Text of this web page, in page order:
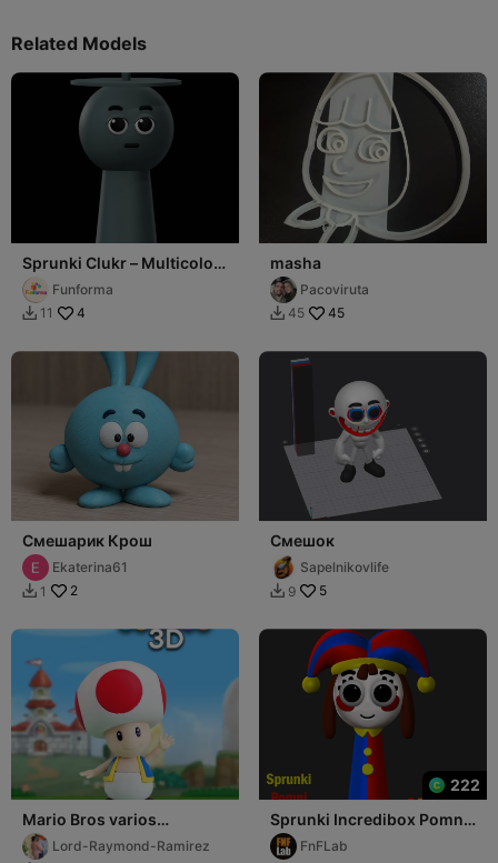
Related Models
Sprunki Clukr – Multicolor
3D Character Mode NO
CFS REQUIRED
Funforma
 11 4
masha
Pacoviruta
 45 45
Смешарик Крош
Ekaterina61
 1 2
Смешок
Sapelnikovlife
 9 5
Mario Bros varios
personajes
Lord-Raymond-Ramirez
222
Sprunki Incredibox Pomni
STL 3D Character Fanart
FnFLab